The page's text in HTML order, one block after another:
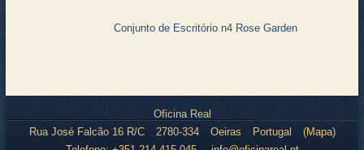
Conjunto de Escritório n4 Rose Garden
Oficina Real
Rua José Falcão 16 R/C
2780-334 Oeiras Portugal (Mapa)